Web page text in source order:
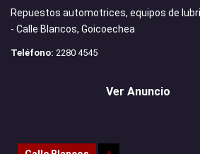
Repuestos automotrices, equipos de
- Calle Blancos, Goicoechea
Teléfono: 2280 4545
Ver Anuncio